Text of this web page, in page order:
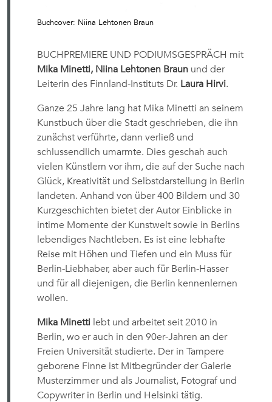
Buchcover: Niina Lehtonen Braun
BUCHPREMIERE UND PODIUMSGESPRÄCH mit
Mika Minetti, Niina Lehtonen Braun und der
Leiterin des Finnland-Instituts Dr. Laura Hirvi.
Ganze 25 Jahre lang hat Mika Minetti an seinem
Kunstbuch über die Stadt geschrieben, die ihn
zunächst verführte, dann verließ und
schlussendlich umarmte. Dies geschah auch
vielen Künstlern vor ihm, die auf der Suche nach
Glück, Kreativität und Selbstdarstellung in Berlin
landeten. Anhand von über 400 Bildern und 30
Kurzgeschichten bietet der Autor Einblicke in
intime Momente der Kunstwelt sowie in Berlins
lebendiges Nachtleben. Es ist eine lebhafte
Reise mit Höhen und Tiefen und ein Muss für
Berlin-Liebhaber, aber auch für Berlin-Hasser
und für all diejenigen, die Berlin kennenlernen
wollen.
Mika Minetti lebt und arbeitet seit 2010 in
Berlin, wo er auch in den 90er-Jahren an der
Freien Universität studierte. Der in Tampere
geborene Finne ist Mitbegründer der Galerie
Musterzimmer und als Journalist, Fotograf und
Copywriter in Berlin und Helsinki tätig.